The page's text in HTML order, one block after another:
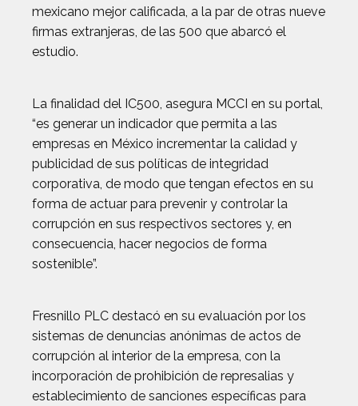
mexicano mejor calificada, a la par de otras nueve
firmas extranjeras, de las 500 que abarcó el
estudio.
La finalidad del IC500, asegura MCCI en su portal,
“es generar un indicador que permita a las
empresas en México incrementar la calidad y
publicidad de sus políticas de integridad
corporativa, de modo que tengan efectos en su
forma de actuar para prevenir y controlar la
corrupción en sus respectivos sectores y, en
consecuencia, hacer negocios de forma
sostenible”.
Fresnillo PLC destacó en su evaluación por los
sistemas de denuncias anónimas de actos de
corrupción al interior de la empresa, con la
incorporación de prohibición de represalias y
establecimiento de sanciones específicas para